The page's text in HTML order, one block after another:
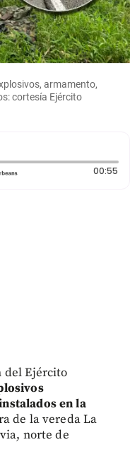
armamento,
cortesía Ejército
00:55
del Ejército
en la
de la vereda La
norte de